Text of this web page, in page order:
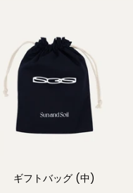
ギフトバッグ (中)